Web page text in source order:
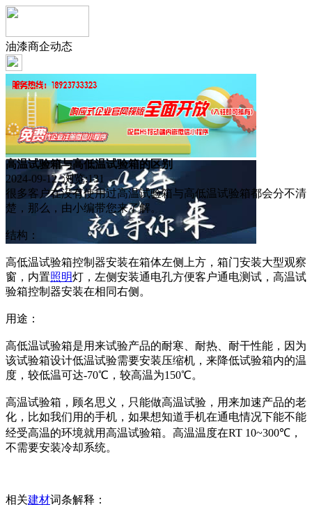
油漆商企动态
高温试验箱与高低温试验箱的区别
2024-09-12 浏览:131
很多客户在没有使用过高温试验箱与高低温试验箱都会分不清
楚，那么，由小编带您来了解。
结构：
高低温试验箱控制器安装在箱体左侧上方，箱门安装大型观察
窗，内置照明灯，左侧安装通电孔方便客户通电测试，高温试
验箱控制器安装在相同右侧。
用途：
高低温试验箱是用来试验产品的耐寒、耐热、耐干性能，因为
该试验箱设计低温试验需要安装压缩机，来降低试验箱内的温
度，较低温可达-70℃，较高温为150℃。
高温试验箱，顾名思义，只能做高温试验，用来加速产品的老
化，比如我们用的手机，如果想知道手机在通电情况下能不能
经受高温的环境就用高温试验箱。高温温度在RT 10~300℃，
不需要安装冷却系统。
相关建材词条解释：